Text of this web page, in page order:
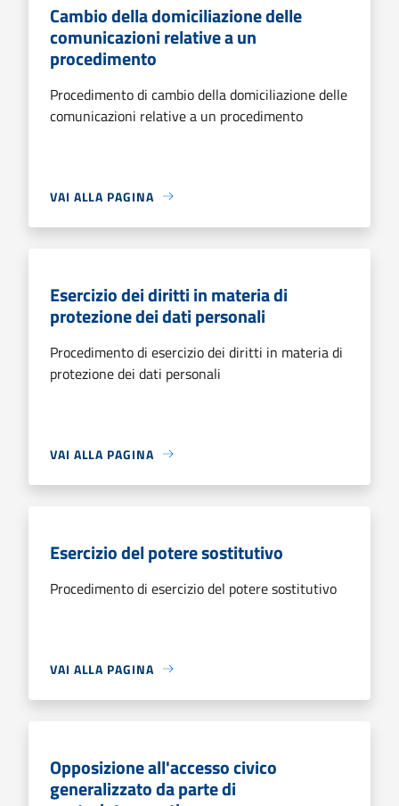
Cambio della domiciliazione delle
comunicazioni relative a un
procedimento
Procedimento di cambio della domiciliazione delle
comunicazioni relative a un procedimento
VAI ALLA PAGINA
Esercizio dei diritti in materia di
protezione dei dati personali
Procedimento di esercizio dei diritti in materia di
protezione dei dati personali
VAI ALLA PAGINA
Esercizio del potere sostitutivo
Procedimento di esercizio del potere sostitutivo
VAI ALLA PAGINA
Opposizione all'accesso civico
generalizzato da parte di